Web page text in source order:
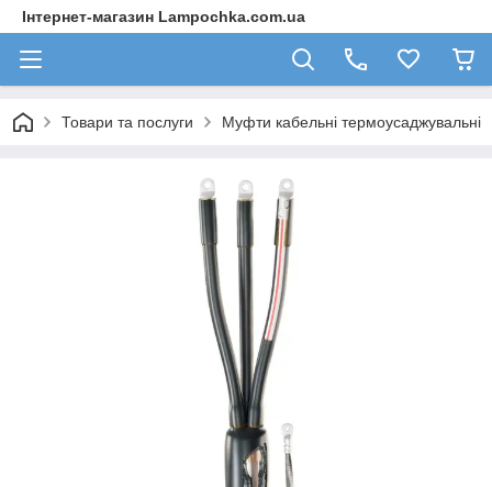
Інтернет-магазин Lampochka.com.ua
Товари та послуги Муфти кабельні термоусаджувальні